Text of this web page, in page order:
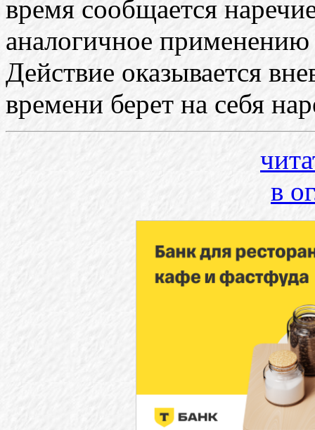
время сообщается
аналогичное
Действие оказывается
времени берет на себя
в